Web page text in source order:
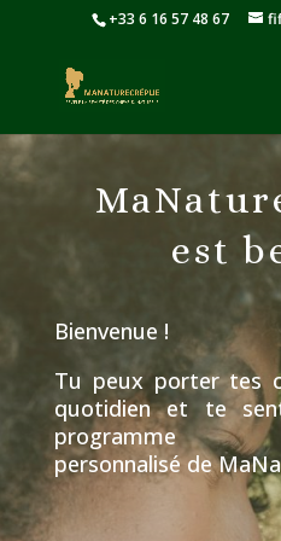
+33 6 16 57 48 67
est
Bienvenue !
Tu peux porter tes
quotidien et te
programme
personnalisé de